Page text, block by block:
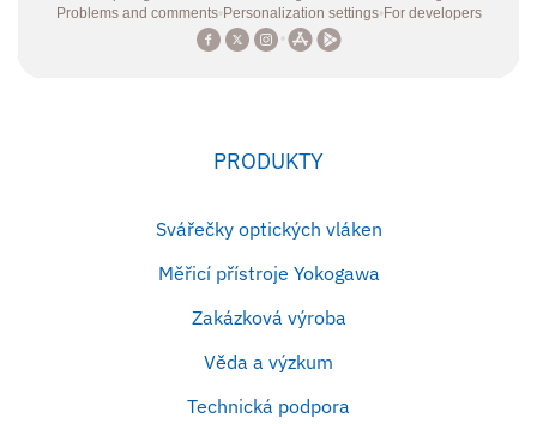
PRODUKTY
Svářečky optických vláken
Měřicí přístroje Yokogawa
Zakázková výroba
Věda a výzkum
Technická podpora